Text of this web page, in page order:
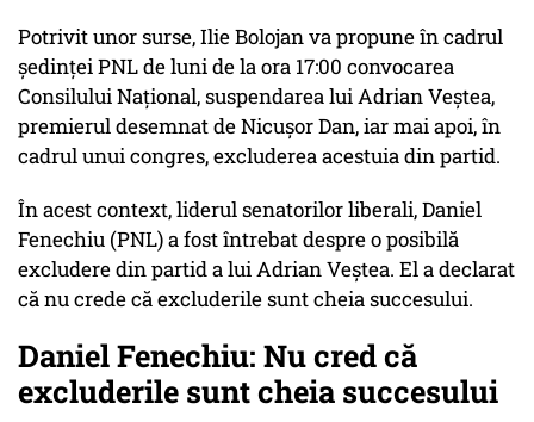
Potrivit unor surse, Ilie Bolojan va propune în cadrul
ședinței PNL de luni de la ora 17:00 convocarea
Consilului Național, suspendarea lui Adrian Veștea,
premierul desemnat de Nicușor Dan, iar mai apoi, în
cadrul unui congres, excluderea acestuia din partid.
În acest context, liderul senatorilor liberali, Daniel
Fenechiu (PNL) a fost întrebat despre o posibilă
excludere din partid a lui Adrian Veştea. El a declarat
că nu crede că excluderile sunt cheia succesului.
Daniel Fenechiu: Nu cred că
excluderile sunt cheia succesului